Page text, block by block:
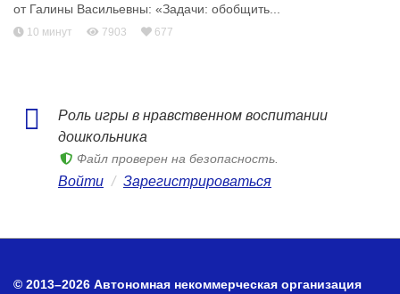
от Галины Васильевны: «Задачи: обобщить...
10 минут 7903 677
Роль игры в нравственном воспитании
дошкольника
Файл проверен на безопасность.
Войти / Зарегистрироваться
© 2013–2026 Автономная некоммерческая организация